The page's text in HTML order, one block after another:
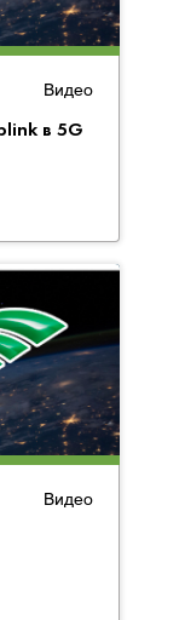
Видео
в 5G
Видео